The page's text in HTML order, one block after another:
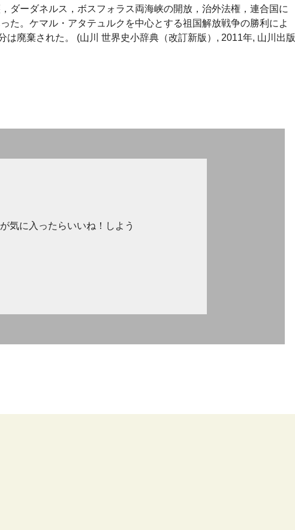
ダーダネルス，ボスフォラス両海峡の開放，治外法権，連合国に
た。ケマル・アタテュルクを中心とする祖国解放戦争の勝利によ
は廃棄された。 (山川 世界史小辞典（改訂新版）, 2011年, 山川出版
気に入ったらいいね！しよう